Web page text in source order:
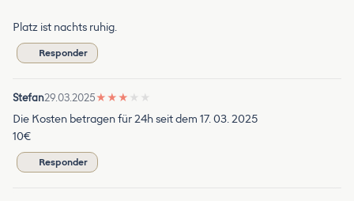
Platz ist nachts ruhig.
Responder
Stefan29.03.2025★ ★ ★ ★ ★
Die Kosten betragen für 24h seit dem 17. 03. 2025
10€
Responder